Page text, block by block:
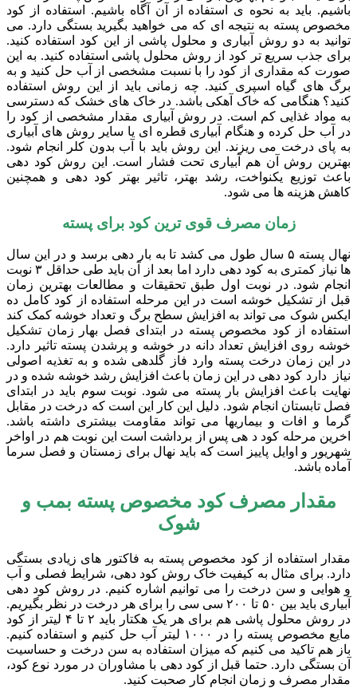
باشیم. باید به نحوه ی استفاده از آن آگاه باشیم. استفاده از کود
مخصوص پسته به نتیجه ای که می خواهید بگیرید بستگی دارد. می
توانید به دو روش آبیاری و محلول پاشی از این کود استفاده کنید.
برای جذب سریع تر کود از روش محلول پاشی استفاده کنید. به این
صورت که مقداری از کود را با نسبت مشخصی از آب حل کنید و به
برگ های گیاه اسپری کنید. چه زمانی باید از این روش استفاده
کنید؟ هنگامی که خاک آهکی باشد. در خاک های خشک که دسترسی
به مواد غذایی کم است. در روش آبیاری مقدار مشخصی از کود را
در آب حل کرده و هنگام آبیاری قطره ای یا سایر روش های آبیاری
به پای درخت می ریزند. این روش باید با آب بدون کلر انجام شود.
بهترین روش آن هم آبیاری تحت فشار است. این روش کود دهی
باعث توزیع یکنواخت، رشد بهتر، تاثیر بهتر کود دهی و همچنین
کاهش هزینه ها می شود.
زمان مصرف قوی ترین کود برای پسته
نهال پسته ۵ سال طول می کشد تا به بار دهی برسد و در این سال
ها نیاز کمتری به کود دهی دارد اما بعد از آن باید طی حداقل ۳ نوبت
انجام شود. در نوبت اول طبق تحقیقات و مطالعات بهترین زمان
قبل از تشکیل خوشه است در این مرحله استفاده از کود کامل ده
ایکس شوک می تواند به افزایش سطح برگ و تعداد خوشه کمک کند
استفاده از کود مخصوص پسته در ابتدای فصل بهار زمان تشکیل
خوشه روی افزایش تعداد دانه در خوشه و پرشدن پسته تاثیر دارد.
در این زمان درخت پسته وارد فاز گلدهی شده و به تغذیه اصولی
نیاز دارد کود دهی در این زمان باعث افزایش رشد خوشه شده و در
نهایت باعث افزایش بار پسته می شود. نوبت سوم باید در ابتدای
فصل تابستان انجام شود. دلیل این کار این است که درخت در مقابل
گرما و افات و بیماریها می تواند مقاومت بیشتری داشته باشد.
اخرین مرحله کود د هی پس از برداشت است این نوبت هم در اواخر
شهریور و اوایل پاییز است که باید نهال برای زمستان و فصل سرما
آماده باشد.
مقدار مصرف کود مخصوص پسته بمب و
شوک
مقدار استفاده از کود مخصوص پسته به فاکتور های زیادی بستگی
دارد. برای مثال به کیفیت خاک روش کود دهی، شرایط فصلی و آب
و هوایی و سن درخت را می توانیم اشاره کنیم. در روش کود دهی
آبیاری باید بین ۵۰ تا ۲۰۰ سی سی را برای هر درخت در نظر بگیریم.
در روش محلول پاشی هم برای هر یک هکتار باید ۲ تا ۴ لیتر از کود
مایع مخصوص پسته را در ۱۰۰۰ لیتر آب حل کنیم و استفاده کنیم.
باز هم تاکید می کنیم که میزان استفاده به سن درخت و حساسیت
آن بستگی دارد. حتما قبل از کود دهی با مشاوران در مورد نوع کود،
مقدار مصرف و زمان انجام کار صحبت کنید.